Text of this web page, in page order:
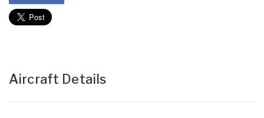
Aircraft Details